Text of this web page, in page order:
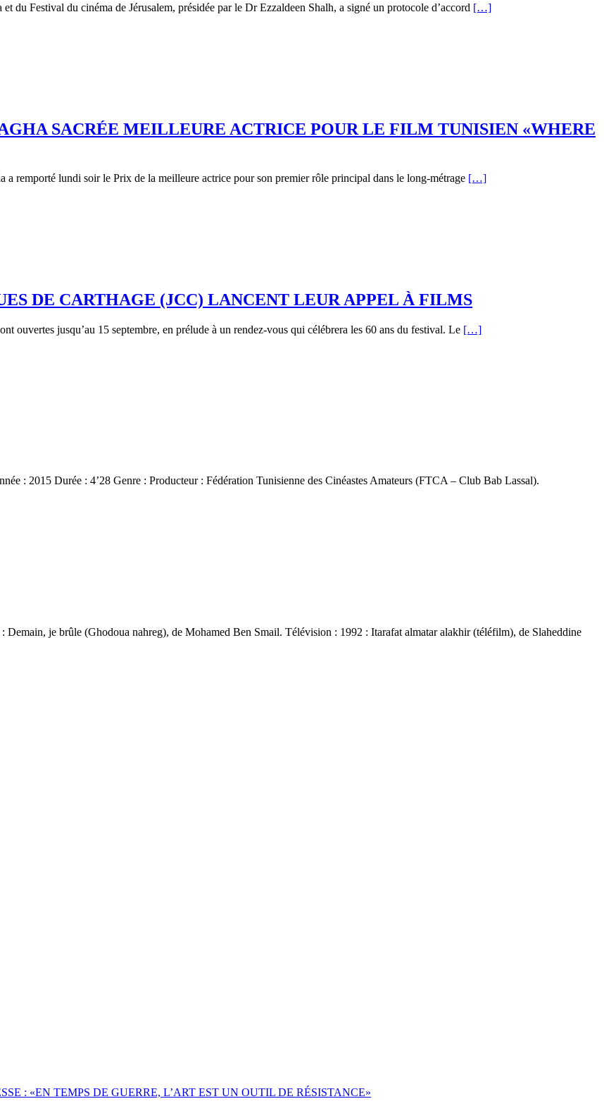
du Festival du cinéma de Jérusalem, présidée par le Dr Ezzaldeen Shalh, a signé un protocole d’accord […]
SACRÉE MEILLEURE ACTRICE POUR LE FILM TUNISIEN «WHERE
remporté lundi soir le Prix de la meilleure actrice pour son premier rôle principal dans le long-métrage […]
DE CARTHAGE (JCC) LANCENT LEUR APPEL À FILMS
ouvertes jusqu’au 15 septembre, en prélude à un rendez-vous qui célébrera les 60 ans du festival. Le […]
: 2015 Durée : 4’28 Genre : Producteur : Fédération Tunisienne des Cinéastes Amateurs (FTCA – Club Bab Lassal).
je brûle (Ghodoua nahreg), de Mohamed Ben Smail. Télévision : 1992 : Itarafat almatar alakhir (téléfilm), de Slaheddine
: «EN TEMPS DE GUERRE, L’ART EST UN OUTIL DE RÉSISTANCE»